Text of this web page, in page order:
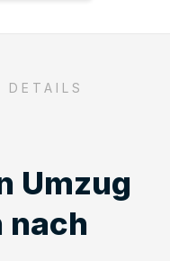
DETAILS
Umzug
nach